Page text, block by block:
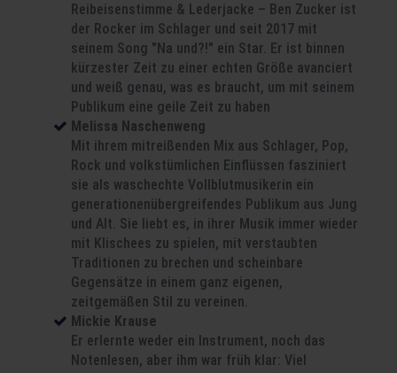
Reibeisenstimme & Lederjacke – Ben Zucker ist
der Rocker im Schlager und seit 2017 mit
seinem Song "Na und?!" ein Star. Er ist binnen
kürzester Zeit zu einer echten Größe avanciert
und weiß genau, was es braucht, um mit seinem
Publikum eine geile Zeit zu haben
Melissa Naschenweng
Mit ihrem mitreißenden Mix aus Schlager, Pop,
Rock und volkstümlichen Einflüssen fasziniert
sie als waschechte Vollblutmusikerin ein
generationenübergreifendes Publikum aus Jung
und Alt. Sie liebt es, in ihrer Musik immer wieder
mit Klischees zu spielen, mit verstaubten
Traditionen zu brechen und scheinbare
Gegensätze in einem ganz eigenen,
zeitgemäßen Stil zu vereinen.
Mickie Krause
Er erlernte weder ein Instrument, noch das
Notenlesen, aber ihm war früh klar: Viel